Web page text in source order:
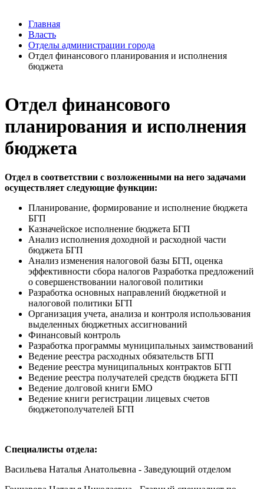
Отдел финансового
планирования и исполнения
бюджета
Отдел в соответствии с возложенными на него задачами
осуществляет следующие функции:
Планирование, формирование и исполнение бюджета
БГП
Казначейское исполнение бюджета БГП
Анализ исполнения доходной и расходной части
бюджета БГП
Анализ изменения налоговой базы БГП, оценка
эффективности сбора налогов Разработка предложений
о совершенствовании налоговой политики
Разработка основных направлений бюджетной и
налоговой политики БГП
Организация учета, анализа и контроля использования
выделенных бюджетных ассигнований
Финансовый контроль
Разработка программы муниципальных заимствований
Ведение реестра расходных обязательств БГП
Ведение реестра муниципальных контрактов БГП
Ведение реестра получателей средств бюджета БГП
Ведение долговой книги БМО
Ведение книги регистрации лицевых счетов
бюджетополучателей БГП
Специалисты отдела:
Васильева Наталья Анатольевна - Заведующий отделом
Главная
Власть
Отделы администрации города
Отдел финансового планирования и исполнения
бюджета